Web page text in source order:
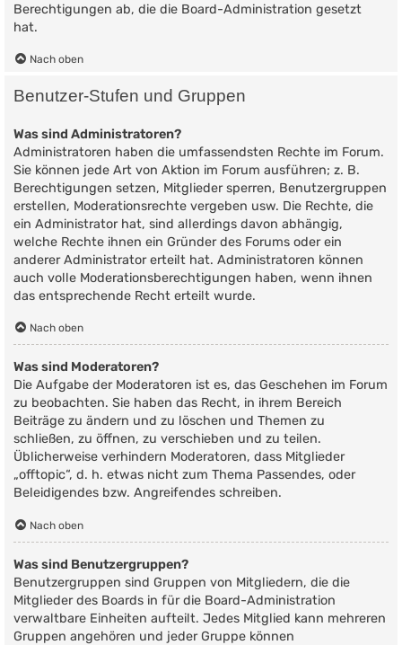
Berechtigungen ab, die die Board-Administration gesetzt
hat.
Nach oben
Benutzer-Stufen und Gruppen
Was sind Administratoren?
Administratoren haben die umfassendsten Rechte im Forum.
Sie können jede Art von Aktion im Forum ausführen; z. B.
Berechtigungen setzen, Mitglieder sperren, Benutzergruppen
erstellen, Moderationsrechte vergeben usw. Die Rechte, die
ein Administrator hat, sind allerdings davon abhängig,
welche Rechte ihnen ein Gründer des Forums oder ein
anderer Administrator erteilt hat. Administratoren können
auch volle Moderationsberechtigungen haben, wenn ihnen
das entsprechende Recht erteilt wurde.
Nach oben
Was sind Moderatoren?
Die Aufgabe der Moderatoren ist es, das Geschehen im Forum
zu beobachten. Sie haben das Recht, in ihrem Bereich
Beiträge zu ändern und zu löschen und Themen zu
schließen, zu öffnen, zu verschieben und zu teilen.
Üblicherweise verhindern Moderatoren, dass Mitglieder
„offtopic“, d. h. etwas nicht zum Thema Passendes, oder
Beleidigendes bzw. Angreifendes schreiben.
Nach oben
Was sind Benutzergruppen?
Benutzergruppen sind Gruppen von Mitgliedern, die die
Mitglieder des Boards in für die Board-Administration
verwaltbare Einheiten aufteilt. Jedes Mitglied kann mehreren
Gruppen angehören und jeder Gruppe können